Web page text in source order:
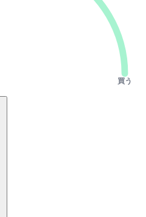
買う